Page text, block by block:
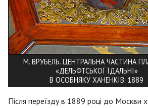
М. ВРУБЕЛЬ. ЦЕНТРАЛЬНА ЧАСТИНА
«ДЕЛЬФТСЬКОЇ ЇДАЛЬНІ»
В ОСОБНЯКУ ХАНЕНКІВ. 1889
Після переїзду в 1889 році до Москви